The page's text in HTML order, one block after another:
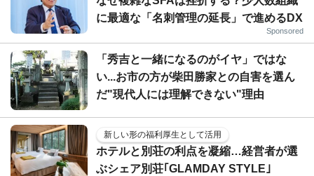
に最適な「名刺管理の延長」で進めるDX
Sponsored
「秀吉と一緒になるのがイヤ」ではな
い...お市の方が柴田勝家との自害を選ん
だ"現代人には理解できない"理由
新しい形の福利厚生として活用
ホテルと別荘の利点を凝縮…経営者が選
ぶシェア別荘｢GLAMDAY STYLE｣